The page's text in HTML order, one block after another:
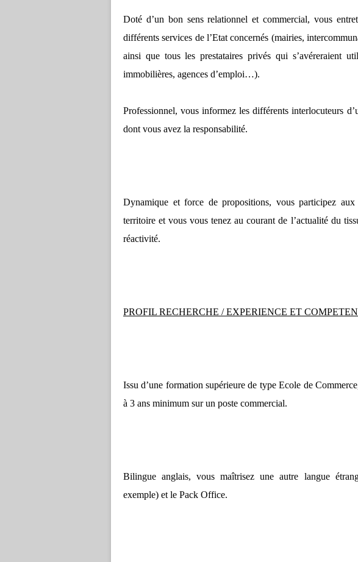
Doté d’un bon sens relationnel et commercial, vous
différents services de l’Etat concernés (mairies,
ainsi que tous les prestataires privés qui s’avéreraient
immobilières, agences d’emploi…).
Professionnel, vous informez les différents interlocuteurs
dont vous avez la responsabilité.
Dynamique et force de propositions, vous participez
territoire et vous vous tenez au courant de l’actualité du
réactivité.
PROFIL RECHERCHE / EXPERIENCE ET
Issu d’une formation supérieure de type Ecole de
à 3 ans minimum sur un poste commercial.
Bilingue anglais, vous maîtrisez une autre langue
exemple) et le Pack Office.